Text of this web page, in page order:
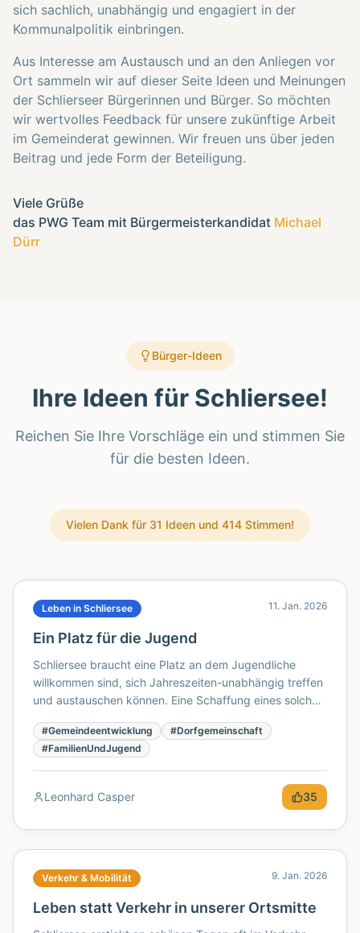
sich sachlich, unabhängig und engagiert in der
Kommunalpolitik einbringen.
Aus Interesse am Austausch und an den Anliegen vor
Ort sammeln wir auf dieser Seite Ideen und Meinungen
der Schlierseer Bürgerinnen und Bürger. So möchten
wir wertvolles Feedback für unsere zukünftige Arbeit
im Gemeinderat gewinnen. Wir freuen uns über jeden
Beitrag und jede Form der Beteiligung.
Viele Grüße
das PWG Team mit Bürgermeisterkandidat Michael
Dürr
Bürger-Ideen
Ihre Ideen für Schliersee!
Reichen Sie Ihre Vorschläge ein und stimmen Sie
für die besten Ideen.
Vielen Dank für 31 Ideen und 414 Stimmen!
Leben in Schliersee 11. Jan. 2026
Ein Platz für die Jugend
Schliersee braucht eine Platz an dem Jugendliche
willkommen sind, sich Jahreszeiten-unabhängig treffen
und austauschen können. Eine Schaffung eines solchen
verbessern und unnötige Konflikte minimieren. Eine
Entwicklung des Areals des alten Schulhauses hin zu
einem Jugend- und Vereinszentrum würde die
Attraktivität Schliersees für Jugendliche und Familien
erheblich steigern.
#Gemeindeentwicklung #Dorfgemeinschaft
#FamilienUndJugend
Leonhard Casper 35
Verkehr & Mobilität 9. Jan. 2026
Leben statt Verkehr in unserer Ortsmitte